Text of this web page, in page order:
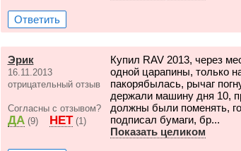
Ответить
Эрик
16.11.2013
отрицательный отзыв
Согласны с отзывом?
ДА (9) НЕТ (1)
Купил RAV 2013, через
одной царапины, только
пакорябылась, рычаг
держали машину дня 10,
должны были поменять,
подписал бумаги, бр...
Показать целиком